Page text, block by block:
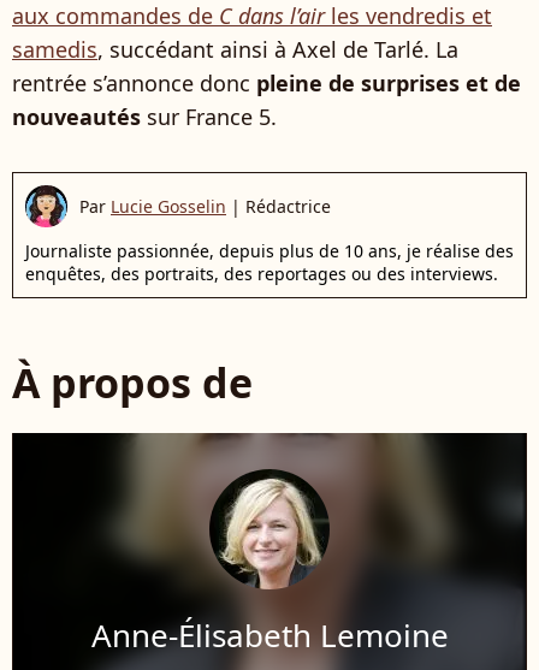
aux commandes de C dans l’airles vendredis et
samedis, succédant ainsi à Axel de Tarlé. La
rentrée s’annonce donc pleine de surprises et de
nouveautés sur France 5.
Par Lucie Gosselin | Rédactrice
Journaliste passionnée, depuis plus de 10 ans, je réalise des
enquêtes, des portraits, des reportages ou des interviews.
À propos de
Anne-Élisabeth Lemoine